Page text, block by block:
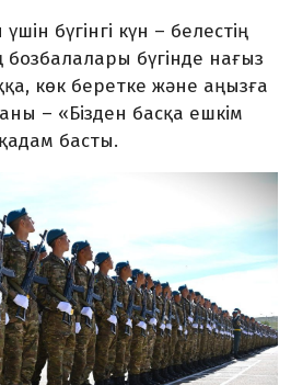
бүгінгі күн – белестің
бүгінде нағыз
көк беретке және аңызға
– «Бізден басқа ешкім
басты.